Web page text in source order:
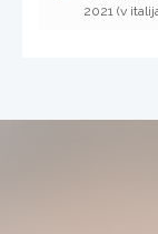
2021 (v